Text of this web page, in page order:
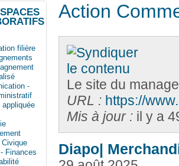
Action
Le site du
URL : https://
Mis à jour : il y a
Diapo|
filière
-
Civique
Finances